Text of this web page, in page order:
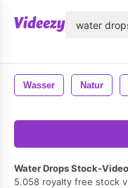
Wasser Natur
Water Drops Stock-Video
5.058 royalty free stock